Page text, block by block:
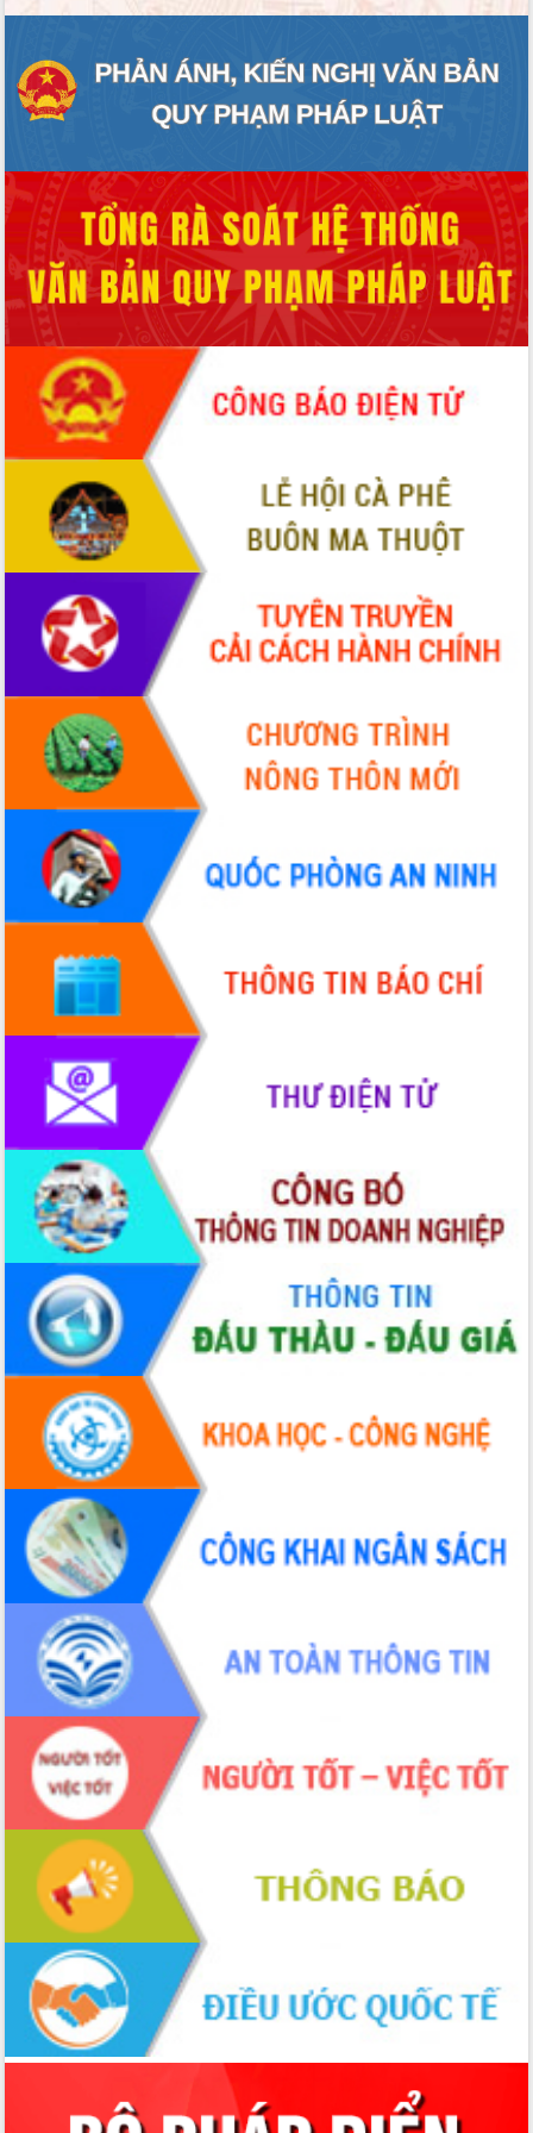
phát triển mới
mặt Đoàn chuyên gia y tế TP. Hồ Chí
Minh
Lễ truy điệu và an táng hài cốt liệt sĩ
Bàn giải pháp tháo gỡ khó khăn trong
xuất khẩu sầu riêng và triển khai quy
định EUDR
Thứ trưởng Bộ Nông nghiệp và Môi
trường Nguyễn Hoàng Hiệp khảo sát
vùng trồng và doanh nghiệp đóng gói
sầu riêng tại Đắk Lắk
Trình diễn nghệ thuật chế biến các
món ăn từ sầu riêng
Đắk Lắk công bố Quy hoạch và xúc
tiến đầu tư tỉnh
Ngành cá ngừ Đắk Lắk chủ động thích
ứng để giữ vững thị trường xuất khẩu
Diễn đàn Kinh tế tư nhân Việt Nam đột
phá cơ chế - Hợp tác công tư
Đề án 06 tạo bước ngoặt đột phá trong
cải cách hành chính tỉnh Đắk Lắk
Kết nối tour, đẩy mạnh chuyển đổi số
để phát triển du lịch Đắk Lắk
Khởi động Dự án Đầu tư xây dựng hạ
tầng kỹ thuật Cụm công nghiệp Tân
Tiến
Gặp mặt các cơ quan báo chí nhân Kỷ
niệm 101 năm Ngày Báo chí Cách
mạng Việt Nam
Đắk Lắk sơ kết 4 năm triển khai thực
hiện Đề án 06 của Chính phủ
Họp báo thông tin về Hội nghị Công bố
Quy hoạch và Xúc tiến đầu tư tỉnh Đắk
Khơi thông điểm nghẽn, đẩy nhanh
giải ngân vốn khắc phục thiên tai
HĐND tỉnh thông qua điều chỉnh Quy
hoạch tỉnh thời kỳ 2021-2030
Hội thảo góp ý hồ sơ điều chỉnh quy
hoạch tỉnh Đắk Lắk thời kỳ 2021-2030,
tầm nhìn đến năm 2050
Nâng cao hiệu quả hoạt động của các
doanh nghiệp nhà nước
Hội nghị triển khai kết nối mạng
truyền số liệu chuyên dùng phục vụ cơ
quan Đảng, Nhà nước
Lễ phát động chuỗi hoạt động chung
tay làm sạch môi trường
Xã Ea Kar bước chuyển mình trong
công tác cải cách hành chính mô hình
mới
UBND tỉnh họp báo định kỳ tháng 4
năm 2026
Hội thảo khoa học “Giải pháp thúc đẩy
phát triển nền kinh tế xanh tại tỉnh
Đắk Lắk”
Tăng cường giám sát, đôn đốc thực
hiện nhiệm vụ quản lý tài sản công
hàng tuần
Tháo gỡ những vướng mắc, đẩy mạnh
công tác cải cách thủ tục hành chính
tại Trung tâm Phục vụ hành chính
công tỉnh
Đắk Lắk: Tôn vinh 46 giải pháp tại Hội
thi Sáng tạo Kỹ thuật 2024 - 2025
Đắk Lắk rà soát, điều chỉnh Đề án 190
về phát triển nuôi trồng thủy sản
Phó Chủ tịch UBND tỉnh Đắk Lắk
Trương Công Thái kiểm tra thực địa
Dự án cao tốc Khánh Hòa - Buôn Ma
Thuột
Định vị cà phê Việt Nam như một “di
sản sống” trong dòng chảy toàn cầu
Xây dựng nông thôn mới: Nâng cao đời
sống người dân từ những mô hình thiết
thực
Quyết liệt tháo gỡ vướng mắc, đẩy
nhanh tiến độ các dự án trọng điểm
trong Khu kinh tế Nam Phú Yên